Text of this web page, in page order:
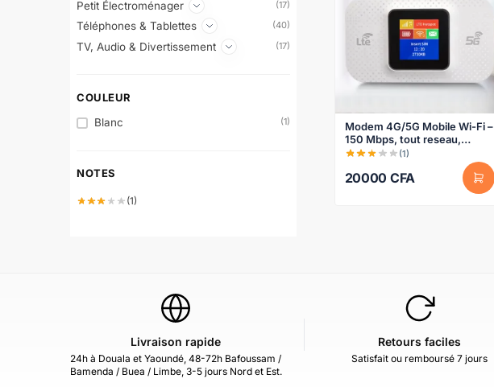
Modem 4G/5G Mobile Wi-Fi –
150 Mbps, tout reseau,
batterie 3650 mAh (blanc)
(1)
20000 CFA
Petit Électroménager (17)
Téléphones & Tablettes (40)
TV, Audio & Divertissement (17)
COULEUR
Blanc
(1)
NOTES
(1)
Livraison rapide
24h à Douala et Yaoundé, 48-72h Bafoussam /
Bamenda / Buea / Limbe, 3-5 jours Nord et Est.
Retours faciles
Satisfait ou remboursé 7 jours